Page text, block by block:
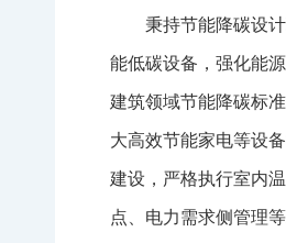
秉持节能降碳设
能低碳设备，强化能
建筑领域节能降碳标
大高效节能家电等设
建设，严格执行室内
点、电力需求侧管理